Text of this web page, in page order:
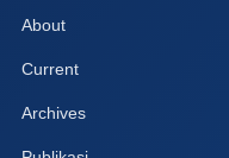
About
Current
Archives